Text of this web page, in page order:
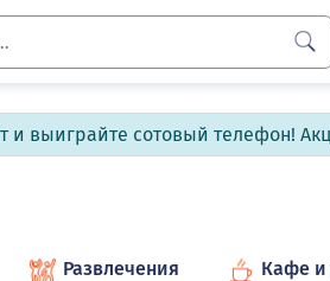
выиграйте сотовый телефон!
Развлечения Кафе и